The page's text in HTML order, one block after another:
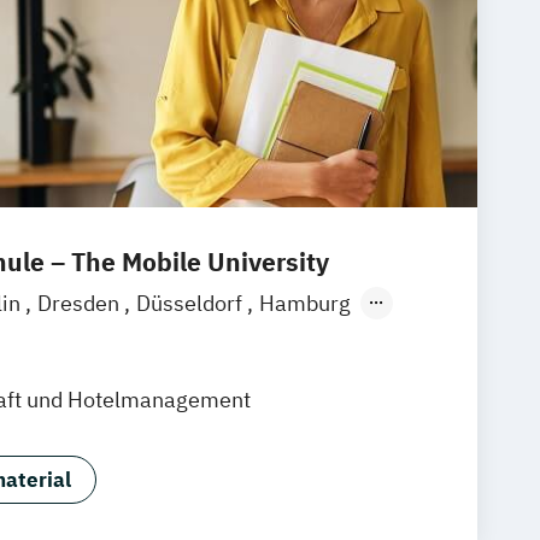
– The Mobile University
Dresden Düsseldorf
Hamburg
Hamm Zürich Fürth
und Hotelmanagement